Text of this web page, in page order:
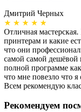
Дмитрий Черных
★ ★ ★ ★ ★
Отличная
принтерам и какие
что они
самой самой дешёвой
полной программе
что мне повезло что
Всем рекомендую
Рекомендуем